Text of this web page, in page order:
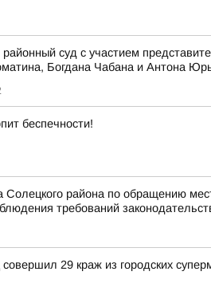
суд с участием
Богдана Чабана и Антона
беспечности!
Солецкого района по обращению
требований
29 краж из городских